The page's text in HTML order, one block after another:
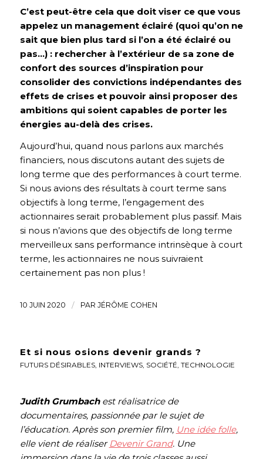
C’est peut-être cela que doit viser ce que vous
appelez un management éclairé (quoi qu’on ne
sait que bien plus tard si l’on a été éclairé ou
pas…) : rechercher à l’extérieur de sa zone de
confort des sources d’inspiration pour
consolider des convictions indépendantes des
effets de crises et pouvoir ainsi proposer des
ambitions qui soient capables de porter les
énergies au-delà des crises.
Aujourd’hui, quand nous parlons aux marchés
financiers, nous discutons autant des sujets de
long terme que des performances à court terme.
Si nous avions des résultats à court terme sans
objectifs à long terme, l’engagement des
actionnaires serait probablement plus passif. Mais
si nous n’avions que des objectifs de long terme
merveilleux sans performance intrinsèque à court
terme, les actionnaires ne nous suivraient
certainement pas non plus !
10 JUIN 2020 / PAR JÉRÔME COHEN
Et si nous osions devenir grands ?
FUTURS DÉSIRABLES, INTERVIEWS, SOCIÉTÉ TECHNOLOGIE
Judith Grumbachest réalisatrice de
documentaires, passionnée par le sujet de
l’éducation. Après son premier film, Une idée folle,
elle vient de réaliser Devenir Grand. Une